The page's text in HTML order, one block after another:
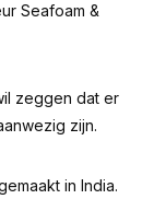
Seafoam &
zeggen dat er
zijn.
in India.